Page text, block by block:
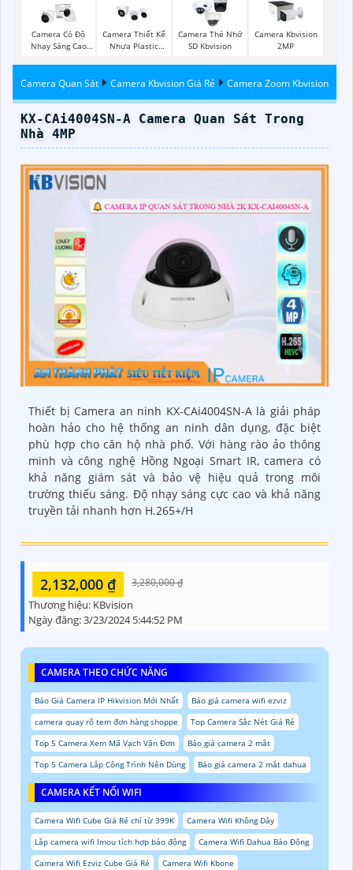
Camera Có Độ
Nhạy Sáng Cao
Camera Thiết Kế
Nhựa Plastic
Camera Thẻ Nhớ
SD Kbvision
Camera Kbvision
2MP
Camera Quan Sát Camera Kbvision Giá Rẻ Camera Zoom Kbvision
KX-CAi4004SN-A Camera Quan Sát Trong
Nhà 4MP
Thiết bị Camera an ninh KX-CAi4004SN-A là giải pháp
hoàn hảo cho hệ thống an ninh dân dụng, đặc biệt
phù hợp cho căn hộ nhà phố. Với hàng rào ảo thông
minh và công nghệ Hồng Ngoại Smart IR, camera có
khả năng giám sát và bảo vệ hiệu quả trong môi
trường thiếu sáng. Độ nhạy sáng cực cao và khả năng
truyền tải nhanh hơn H.265+/H
2,132,000 ₫ 3,280,000 ₫
Thương hiệu: KBvision
Ngày đăng:3/23/2024 5:44:52 PM
CAMERA THEO CHỨC NĂNG
Báo Giá Camera IP Hikvision Mới Nhất
Báo giá camera wifi ezviz
camera quay rõ tem đơn hàng shoppe
Top Camera Sắc Nét Giá Rẻ
Top 5 Camera Xem Mã Vạch Vận Đơn
Báo giá camera 2 mắt
Top 5 Camera Lắp Công Trình Nên Dùng
Báo giá camera 2 mắt dahua
CAMERA KẾT NỐI WIFI
Camera Wifi Cube Giá Rẻ chỉ từ 399K
Camera Wifi Không Dây
Lắp camera wifi Imou tích hợp báo động
Camera Wifi Dahua Báo Động
Camera Wifi Ezviz Cube Giá Rẻ
Camera Wifi Kbone